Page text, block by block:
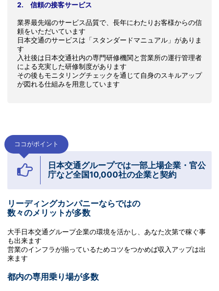
2. 信頼の接客サービス
業界最先端のサービス品質で、長年にわたりお客様からの信
頼をいただいています
日本交通のサービスは「スタンダードマニュアル」がありま
す
入社後は日本交通社内の専門研修機関と営業所の運行管理者
による充実した研修制度があります
その後もモニタリングチェックを通じて自身のスキルアップ
が図れる仕組みを用意しています
ココがポイント
日本交通グループでは一部上場企業・官公
庁など全国10,000社の企業と契約
リーディングカンパニーならではの
数々のメリットが多数
大手日本交通グループ企業の環境を活かし、あなた次第で稼ぐ事
も出来ます
営業のインフラが揃っているためコツをつかめば収入アップは出
来ます
都内の専用乗り場が多数